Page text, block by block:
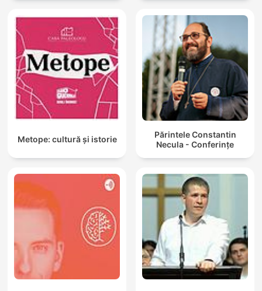
Metope: cultură și istorie
Părintele Constantin
Necula - Conferințe